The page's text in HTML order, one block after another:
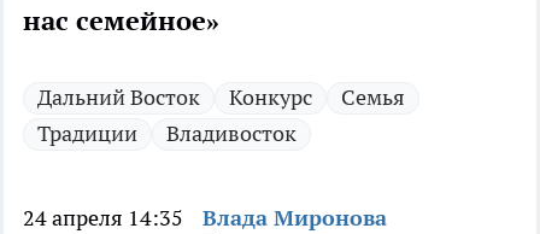
нас семейное»
Дальний Восток Конкурс
Семья
Традиции
Владивосток
24 апреля 14:35 Влада Миронова